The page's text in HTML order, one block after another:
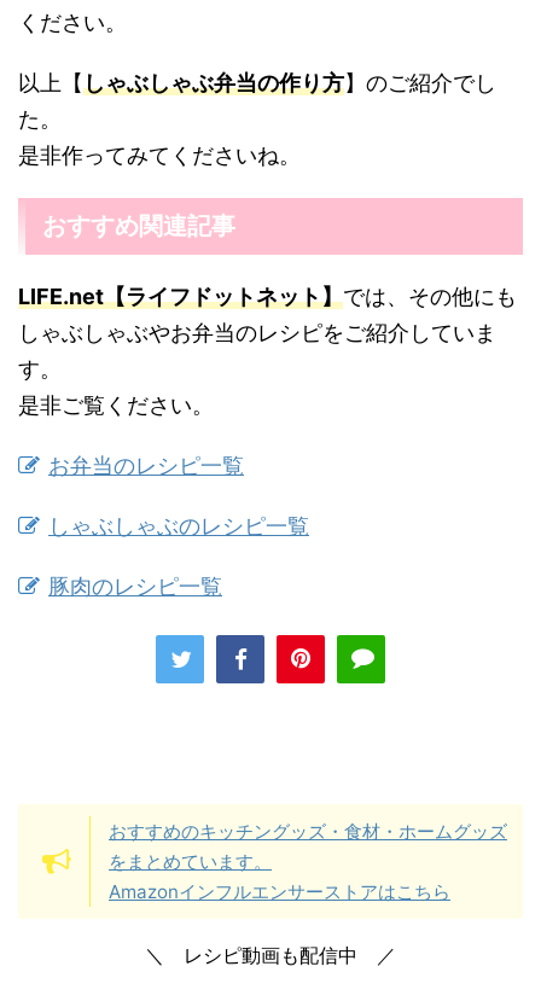
ください。
以上【しゃぶしゃぶ弁当の作り方】のご紹介でし
た。
是非作ってみてくださいね。
おすすめ関連記事
LIFE.net【ライフドットネット】では、その他にも
しゃぶしゃぶやお弁当のレシピをご紹介していま
す。
是非ご覧ください。
お弁当のレシピ一覧
しゃぶしゃぶのレシピ一覧
豚肉のレシピ一覧
おすすめのキッチングッズ・食材・ホームグッズ
をまとめています。
Amazonインフルエンサーストアはこちら
＼ レシピ動画も配信中 ／